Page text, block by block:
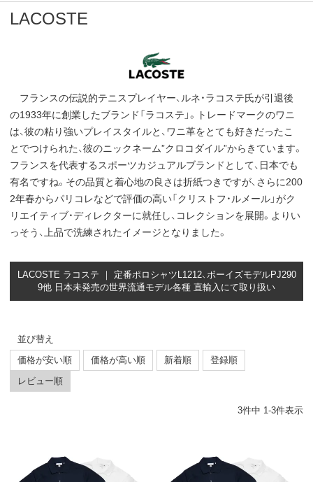
LACOSTE
フランスの伝説的テニスプレイヤー、ルネ・ラコステ氏が引退後
の1933年に創業したブランド「ラコステ」。トレードマークのワニ
は、彼の粘り強いプレイスタイルと、ワニ革をとても好きだったこ
とでつけられた、彼のニックネーム”クロコダイル”からきています。
フランスを代表するスポーツカジュアルブランドとして、日本でも
有名ですね。その品質と着心地の良さは折紙つきですが、さらに200
2年春からパリコレなどで評価の高い「クリストフ・ルメール」がク
リエイティブ・ディレクターに就任し、コレクションを展開。よりい
っそう、上品で洗練されたイメージとなりました。
LACOSTE ラコステ ｜ 定番ポロシャツL1212、ボーイズモデルPJ290
9他 日本未発売の世界流通モデル各種 直輸入にて取り扱い
並び替え
価格が安い順
価格が高い順 新着順
登録順
レビュー順
3件中 1-3件表示